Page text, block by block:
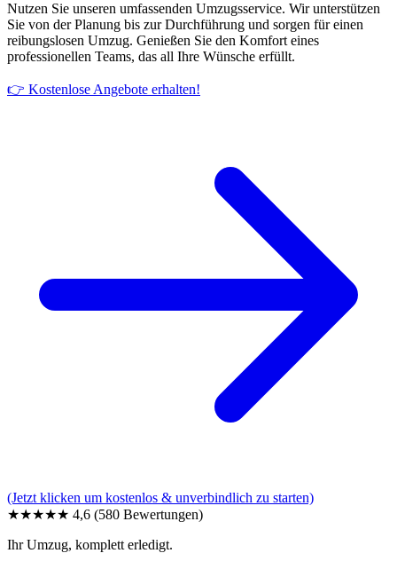
Nutzen Sie unseren umfassenden Umzugsservice. Wir unterstützen
Sie von der Planung bis zur Durchführung und sorgen für einen
reibungslosen Umzug. Genießen Sie den Komfort eines
professionellen Teams, das all Ihre Wünsche erfüllt.
👉 Kostenlose Angebote erhalten!
(Jetzt klicken um kostenlos & unverbindlich zu starten)
★★★★★ 4,6 (580 Bewertungen)
Ihr Umzug, komplett erledigt.